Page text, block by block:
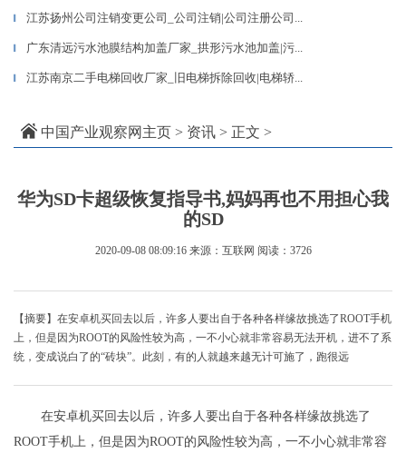
▎ 江苏扬州公司注销变更公司_公司注销|公司注册公司...
▎ 广东清远污水池膜结构加盖厂家_拱形污水池加盖|污...
▎ 江苏南京二手电梯回收厂家_旧电梯拆除回收|电梯轿...
中国产业观察网主页 > 资讯 > 正文 >
华为SD卡超级恢复指导书,妈妈再也不用担心我
的SD
2020-09-08 08:09:16 来源：互联网 阅读：3726
【摘要】在安卓机买回去以后，许多人要出自于各种各样缘故挑选了ROOT手机
上，但是因为ROOT的风险性较为高，一不小心就非常容易无法开机，进不了系
统，变成说白了的“砖块”。此刻，有的人就越来越无计可施了，跑很远
在安卓机买回去以后，许多人要出自于各种各样缘故挑选了
ROOT手机上，但是因为ROOT的风险性较为高，一不小心就非常容